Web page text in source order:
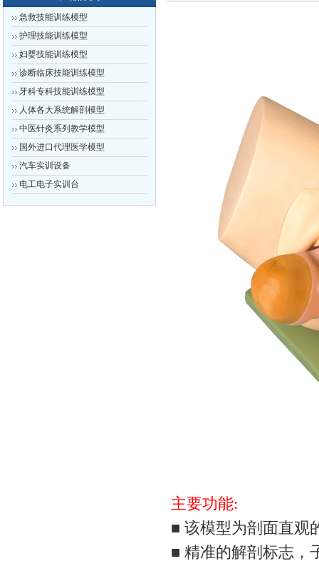
急救技能训练模型
护理技能训练模型
妇婴技能训练模型
诊断临床技能训练模型
牙科专科技能训练模型
人体各大系统解剖模型
中医针灸系列教学模型
国外进口代理医学模型
汽车实训设备
电工电子实训台
主要功能:
■ 该模型为剖面直观
■ 精准的解剖标志，